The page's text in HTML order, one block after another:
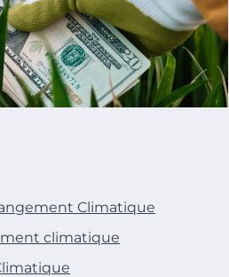
Climatique
climatique